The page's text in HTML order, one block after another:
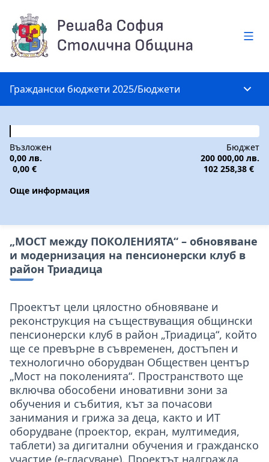
Граждански бюджети 2025/Бюджети
Възложен
0,00 лв.
0,00 €
Бюджет
200 000,00 лв.
102 258,38 €
Още информация
„МОСТ между ПОКОЛЕНИЯТА“ – обновяване
и модернизация на пенсионерски клуб в
район Триадица
Проектът цели цялостно обновяване и
реконструкция на съществуващия общински
пенсионерски клуб в район „Триадица“, който
ще се превърне в съвременен, достъпен и
технологично оборудван Обществен център
„Мост на поколенията“. Пространството ще
включва обособени иновативни зони за
обучения и събития, кът за почасови
занимания и грижа за деца, както и ИТ
оборудване (проектор, екран, мултимедия,
таблети) за дигитални обучения и гражданско
участие (е-гласуване). Проектът надгражда